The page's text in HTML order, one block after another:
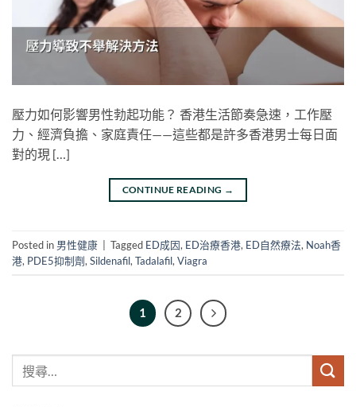
壓力如何影響男性勃起功能？ 香港生活節奏急速，工作壓
力、經濟負擔、家庭責任——這些都是許多香港男士每日面
對的現 […]
CONTINUE READING →
Posted in 男性健康 Tagged ED成因, ED治療香港, ED自然療法, Noah香
港, PDE5抑制劑, Sildenafil, Tadalafil, Viagra
1 2